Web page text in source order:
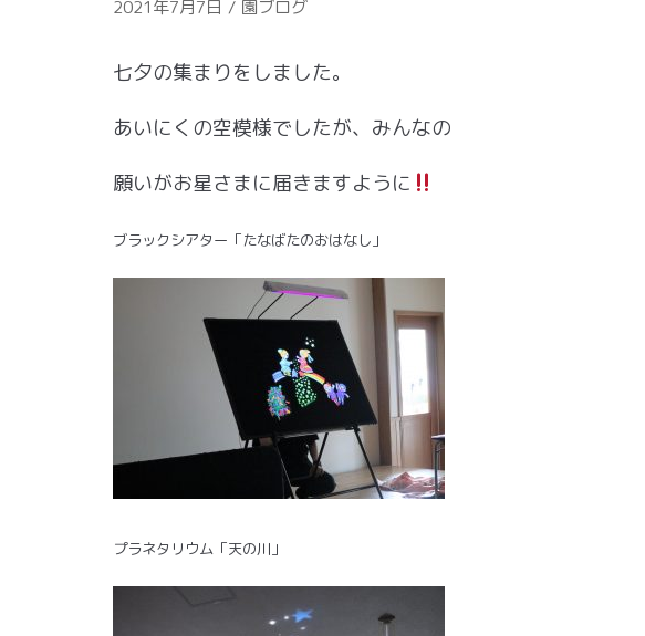
2021年7月7日 園ブログ
七夕の集まりをしました。
あいにくの空模様でしたが、みんなの
願いがお星さまに届きますように
ブラックシアター「たなばたのおはなし」
プラネタリウム「天の川」